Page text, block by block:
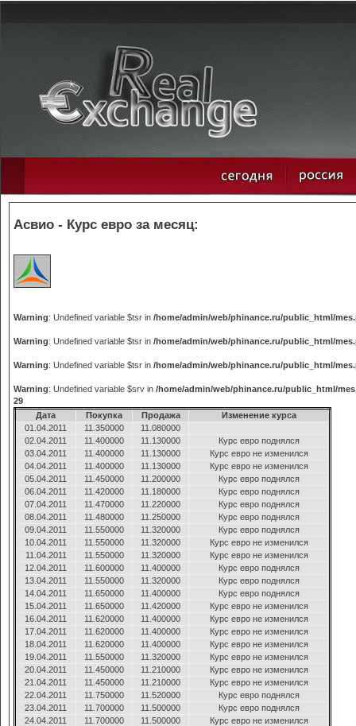
Асвио - Курс евро за месяц:
Warning: Undefined variable $tsr in /home/admin/web/phinance.ru/public_html/
Warning: Undefined variable $tsr in /home/admin/web/phinance.ru/public_html/
Warning: Undefined variable $tsr in /home/admin/web/phinance.ru/public_html/
Warning: Undefined variable $srv in /home/admin/web/phinance.ru/public_html/
29
Дата
Покупка Продажа
Изменение курса
01.04.2011
11.350000
11.080000
02.04.2011
11.400000 11.130000
Курс евро поднялся
03.04.2011
11.400000 11.130000
Курс евро не изменился
04.04.2011
11.400000 11.130000
Курс евро не изменился
05.04.2011
11.450000 11.200000
Курс евро поднялся
06.04.2011
11.420000 11.180000
Курс евро поднялся
07.04.2011
11.470000 11.220000
Курс евро поднялся
08.04.2011
11.480000 11.250000
Курс евро поднялся
09.04.2011
11.550000 11.320000
Курс евро поднялся
10.04.2011
11.550000 11.320000
Курс евро не изменился
11.04.2011
11.550000 11.320000
Курс евро не изменился
12.04.2011
11.600000 11.400000
Курс евро поднялся
13.04.2011
11.550000 11.320000
Курс евро поднялся
14.04.2011
11.650000 11.400000
Курс евро поднялся
15.04.2011
11.650000 11.420000
Курс евро не изменился
16.04.2011
11.620000 11.400000
Курс евро не изменился
17.04.2011
11.620000 11.400000
Курс евро не изменился
18.04.2011
11.620000 11.400000
Курс евро не изменился
19.04.2011
11.550000 11.320000
Курс евро не изменился
20.04.2011
11.450000 11.210000
Курс евро не изменился
21.04.2011
11.450000 11.210000
Курс евро не изменился
22.04.2011
11.750000 11.520000
Курс евро поднялся
23.04.2011
11.700000 11.500000
Курс евро поднялся
24.04.2011
11.700000 11.500000
Курс евро не изменился